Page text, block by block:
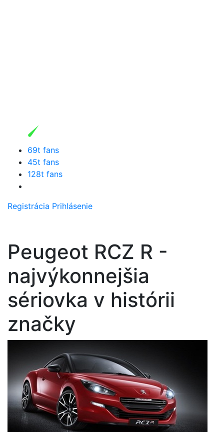
69t fans
45t fans
128t fans
Registrácia Prihlásenie
Peugeot RCZ R -
najvýkonnejšia
sériovka v histórii
značky